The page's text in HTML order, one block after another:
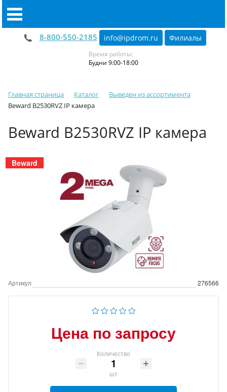
8-800-550-2185 info@ipdrom.ru Филиалы
Время работы:
Будни 9:00-18:00
Главная страница Каталог
Выведен из ассортимента
Beward B2530RVZ IP камера
Beward B2530RVZ IP камера
Beward
Артикул 276566
Цена по запросу
Количество
шт